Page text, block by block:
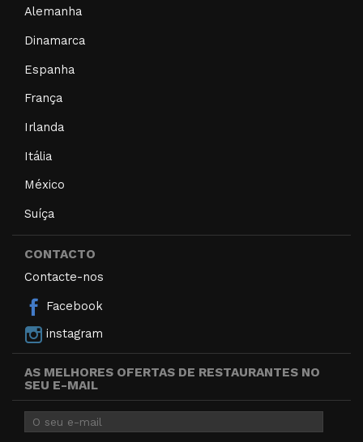
Alemanha
Dinamarca
Espanha
França
Irlanda
Itália
México
Suíça
CONTACTO
Contacte-nos
Facebook
instagram
AS MELHORES OFERTAS DE RESTAURANTES NO
SEU E-MAIL